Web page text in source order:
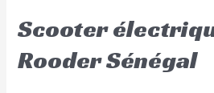
Scooter
Rooder Sénégal